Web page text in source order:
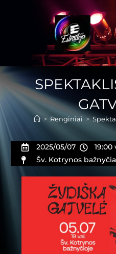
> Renginiai >
2025/05/07
19:00
Šv. Kotrynos bažnyčia